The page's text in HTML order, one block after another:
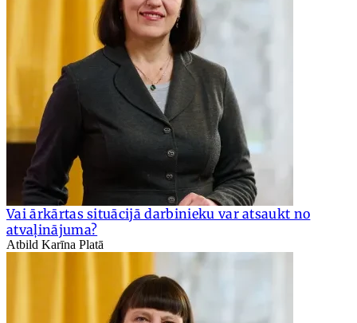
Vai ārkārtas situācijā darbinieku var atsaukt no
atvaļinājuma?
Atbild Karīna Platā